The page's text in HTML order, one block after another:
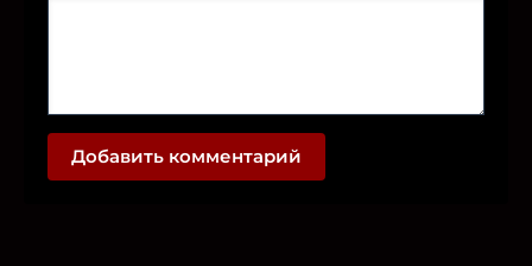
Добавить комментарий